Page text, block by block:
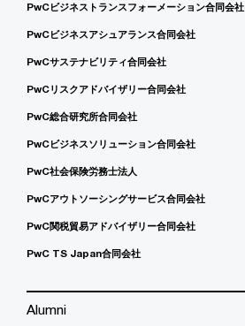
PwCビジネストランスフォーメーション合同会社
PwCビジネスアシュアランス合同会社
PwCサステナビリティ合同会社
PwCリスクアドバイザリー合同会社
PwC総合研究所合同会社
PwCビジネスソリューション合同会社
PwC社会保険労務士法人
PwCアウトソーシングサービス合同会社
PwC関税貿易アドバイザリー合同会社
PwC TS Japan合同会社
Alumni